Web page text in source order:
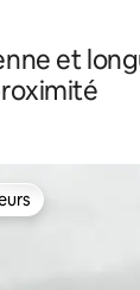
et
les plus